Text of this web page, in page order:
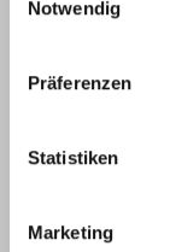
Informationen
Technologien
Notwendig
Präferenzen
Statistiken
Marketing
Laden Sie sich
"WegWeiSer"